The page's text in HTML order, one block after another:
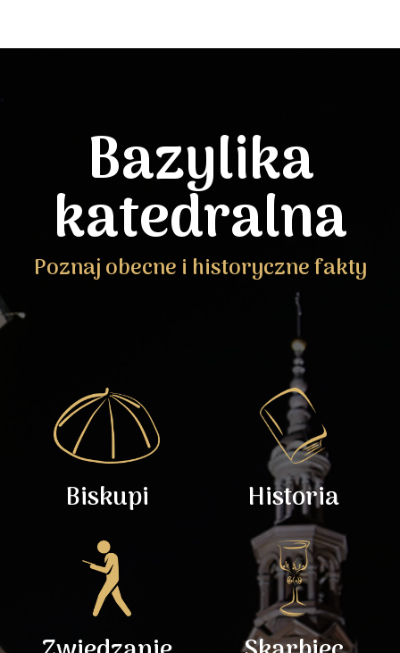
Bazylika
katedralna
Poznaj obecne i historyczne fakty
Biskupi Historia